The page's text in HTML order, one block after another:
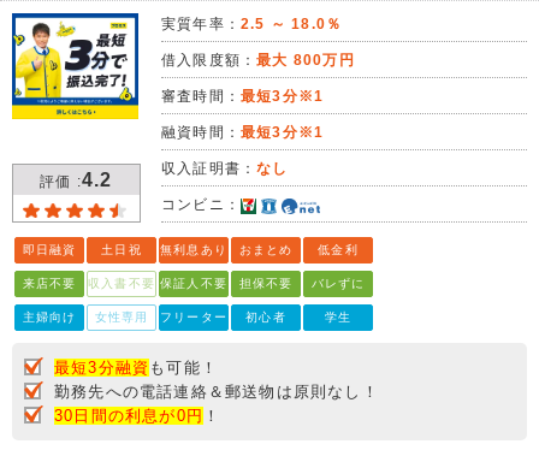
評価 :4.2
実質年率： 2.5 ～ 18.0％
借入限度額：最大 800万円
審査時間： 最短3分※1
融資時間： 最短3分※1
収入証明書：なし
コンビニ：
即日融資 土日祝 無利息あり おまとめ 低金利
来店不要 収入書不要 保証人不要 担保不要 バレずに
主婦向け 女性専用 フリーター 初心者 学生
最短3分融資 も可能！
勤務先への電話連絡＆郵送物は原則なし！
30日間の利息が0円 ！